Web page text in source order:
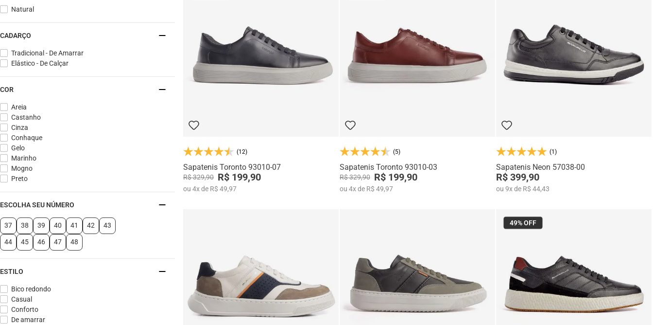
Natural
CADARÇO
Tradicional - De Amarrar
Elástico - De Calçar
COR
Areia
Castanho
Cinza
Conhaque
Gelo
Marinho
Mogno
Preto
ESCOLHA SEU NÚMERO
37 38 39 40 41 42 43
44 45 46 47 48
ESTILO
Bico redondo
Casual
Conforto
De amarrar
(12)
Sapatenis Toronto 93010-07
R$ 329,90 R$ 199,90
ou 4xde R$ 49,97
(5)
Sapatenis Toronto 93010-03
R$ 329,90 R$ 199,90
ou 4xde R$ 49,97
(1)
Sapatenis Neon 57038-00
R$ 399,90
ou 9xde R$ 44,43
49%OFF